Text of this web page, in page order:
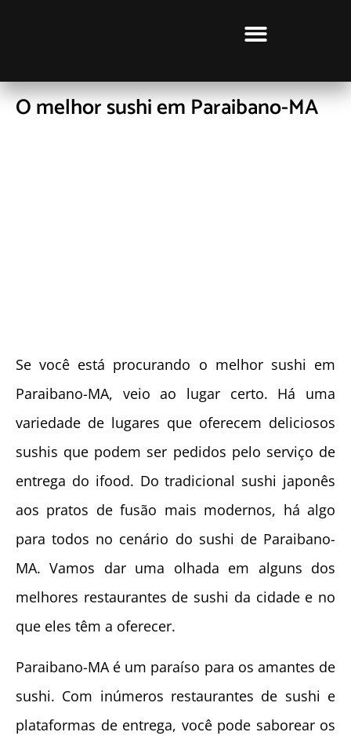
O melhor sushi em Paraibano-MA
Se você está procurando o melhor sushi em
Paraibano-MA, veio ao lugar certo. Há uma
variedade de lugares que oferecem deliciosos
sushis que podem ser pedidos pelo serviço de
entrega do ifood. Do tradicional sushi japonês
aos pratos de fusão mais modernos, há algo
para todos no cenário do sushi de Paraibano-
MA. Vamos dar uma olhada em alguns dos
melhores restaurantes de sushi da cidade e no
que eles têm a oferecer.
Paraibano-MA é um paraíso para os amantes de
sushi. Com inúmeros restaurantes de sushi e
plataformas de entrega, você pode saborear os